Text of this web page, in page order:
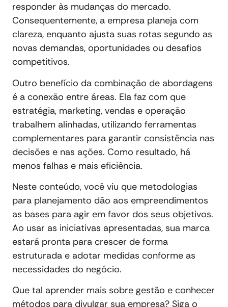
responder às mudanças do mercado.
Consequentemente, a empresa planeja com
clareza, enquanto ajusta suas rotas segundo as
novas demandas, oportunidades ou desafios
competitivos.
Outro benefício da combinação de abordagens
é a conexão entre áreas. Ela faz com que
estratégia, marketing, vendas e operação
trabalhem alinhadas, utilizando ferramentas
complementares para garantir consistência nas
decisões e nas ações. Como resultado, há
menos falhas e mais eficiência.
Neste conteúdo, você viu que metodologias
para planejamento dão aos empreendimentos
as bases para agir em favor dos seus objetivos.
Ao usar as iniciativas apresentadas, sua marca
estará pronta para crescer de forma
estruturada e adotar medidas conforme as
necessidades do negócio.
Que tal aprender mais sobre gestão e conhecer
métodos para divulgar sua empresa? Siga o